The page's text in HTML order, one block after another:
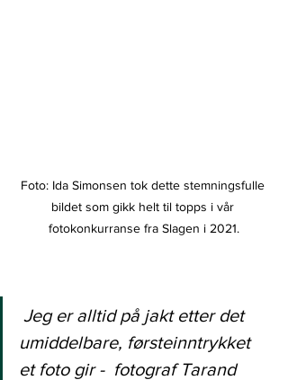
Foto: Ida Simonsen tok dette stemningsfulle
bildet som gikk helt til topps i vår
fotokonkurranse fra Slagen i 2021.
Jeg er alltid på jakt etter det
umiddelbare, førsteinntrykket
et foto gir -  fotograf Tarand